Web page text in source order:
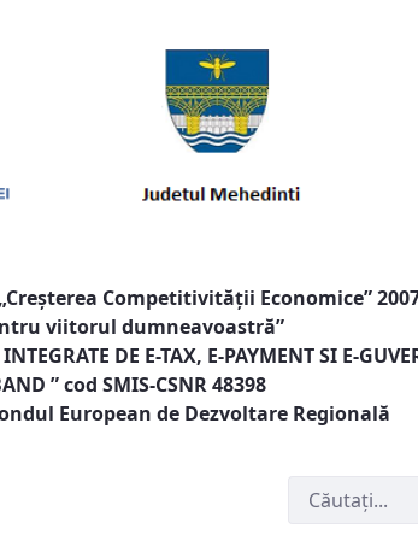
Competitivităţii Economice”
viitorul dumneavoastră”
DE E-TAX, E-PAYMENT SI E-
” cod SMIS-CSNR 48398
European de Dezvoltare Regională